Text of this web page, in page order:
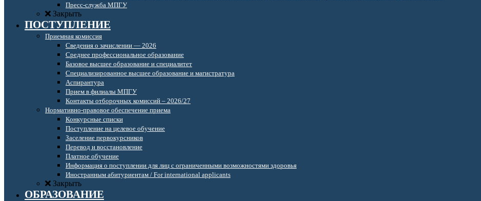
Пресс-служба МПГУ
Закрыть
ПОСТУПЛЕНИЕ
Приемная комиссия
Сведения о зачислении — 2026
Среднее профессиональное образование
Базовое высшее образование и специалитет
Специализированное высшее образование и магистратура
Аспирантура
Прием в филиалы МПГУ
Контакты отборочных комиссий – 2026/27
Нормативно-правовое обеспечение приема
Конкурсные списки
Поступление на целевое обучение
Заселение первокурсников
Перевод и восстановление
Платное обучение
Информация о поступлении для лиц с ограниченными возможностями здоровья
Иностранным абитуриентам / For international applicants
Закрыть
ОБРАЗОВАНИЕ